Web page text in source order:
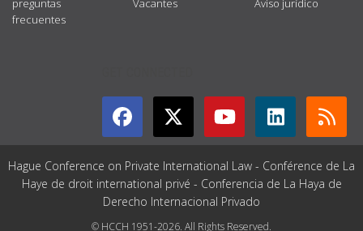
preguntas
frecuentes
Vacantes
Aviso jurídico
Hague Conference on Private International Law - Conférence de La
Haye de droit international privé - Conferencia de La Haya de
Derecho Internacional Privado
© HCCH 1951-2026. All Rights Reserved.